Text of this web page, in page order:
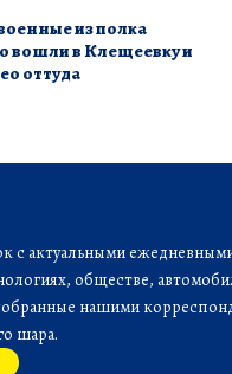
из полка
вошли в Клещеевку и
оттуда
с актуальными
обществе,
нашими
шара.